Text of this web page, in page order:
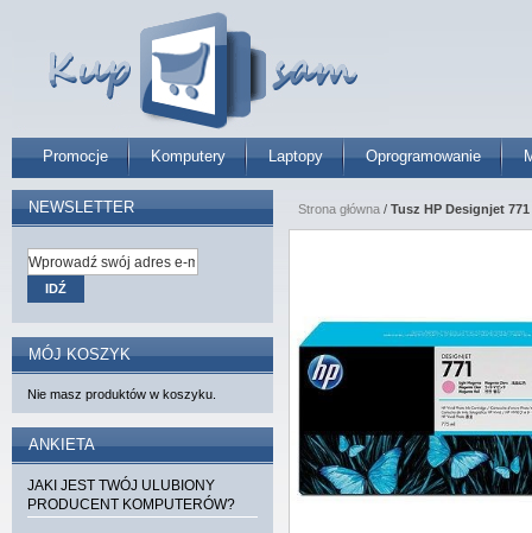
Promocje Komputery Laptopy Oprogramowanie
Strona główna / Tusz HP Designjet
NEWSLETTER
IDŹ
MÓJ KOSZYK
Nie masz produktów w koszyku.
ANKIETA
JAKI JEST TWÓJ ULUBIONY
PRODUCENT KOMPUTERÓW?